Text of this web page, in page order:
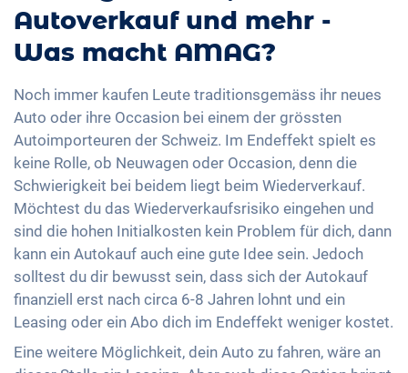
Autoverkauf und mehr -
Was macht AMAG?
Noch immer kaufen Leute traditionsgemäss ihr neues
Auto oder ihre Occasion bei einem der grössten
Autoimporteuren der Schweiz. Im Endeffekt spielt es
keine Rolle, ob Neuwagen oder Occasion, denn die
Schwierigkeit bei beidem liegt beim Wiederverkauf.
Möchtest du das Wiederverkaufsrisiko eingehen und
sind die hohen Initialkosten kein Problem für dich, dann
kann ein Autokauf auch eine gute Idee sein. Jedoch
solltest du dir bewusst sein, dass sich der Autokauf
finanziell erst nach circa 6-8 Jahren lohnt und ein
Leasing oder ein Abo dich im Endeffekt weniger kostet.
Eine weitere Möglichkeit, dein Auto zu fahren, wäre an